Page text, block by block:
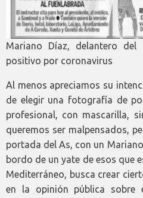
Mariano Díaz, delantero del
positivo por coronavirus
Al menos apreciamos su
de elegir una fotografía de
profesional, con mascarilla,
queremos ser malpensados,
portada del As, con un
bordo de un yate de esos que
Mediterráneo, busca crear
en la opinión pública sobre